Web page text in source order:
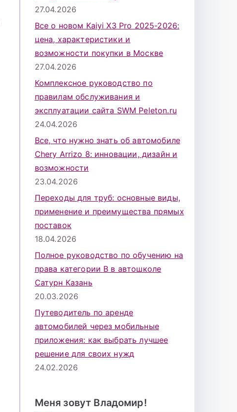
27.04.2026
Все о новом Kaiyi X3 Pro 2025-2026:
цена, характеристики и
возможности покупки в Москве
27.04.2026
Комплексное руководство по
правилам обслуживания и
эксплуатации сайта SWM Peleton.ru
24.04.2026
Все, что нужно знать об автомобиле
Chery Arrizo 8: инновации, дизайн и
возможности
23.04.2026
Переходы для труб: основные виды,
применение и преимущества прямых
поставок
18.04.2026
Полное руководство по обучению на
права категории B в автошколе
Сатурн Казань
20.03.2026
Путеводитель по аренде
автомобилей через мобильные
приложения: как выбрать лучшее
решение для своих нужд
24.02.2026
Меня зовут Владомир!